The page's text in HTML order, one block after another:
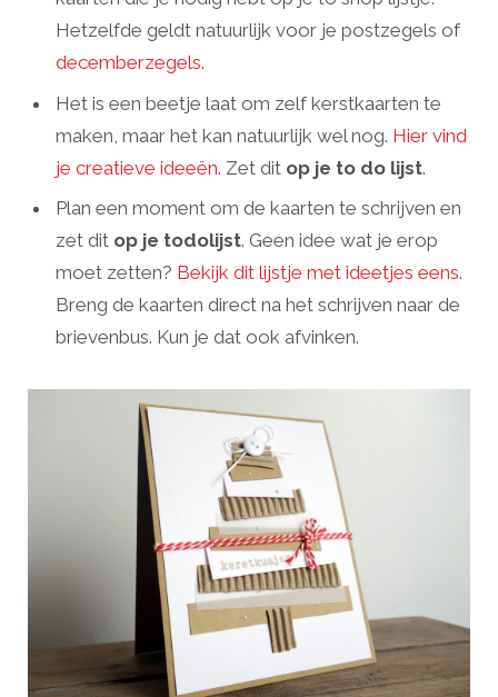
Hetzelfde geldt natuurlijk voor je postzegels of
decemberzegels.
Het is een beetje laat om zelf kerstkaarten te
maken, maar het kan natuurlijk wel nog. Hier vind
je creatieve ideeën. Zet dit op je to do lijst.
Plan een moment om de kaarten te schrijven en
zet dit op je todolijst. Geen idee wat je erop
moet zetten? Bekijk dit lijstje met ideetjes eens.
Breng de kaarten direct na het schrijven naar de
brievenbus. Kun je dat ook afvinken.